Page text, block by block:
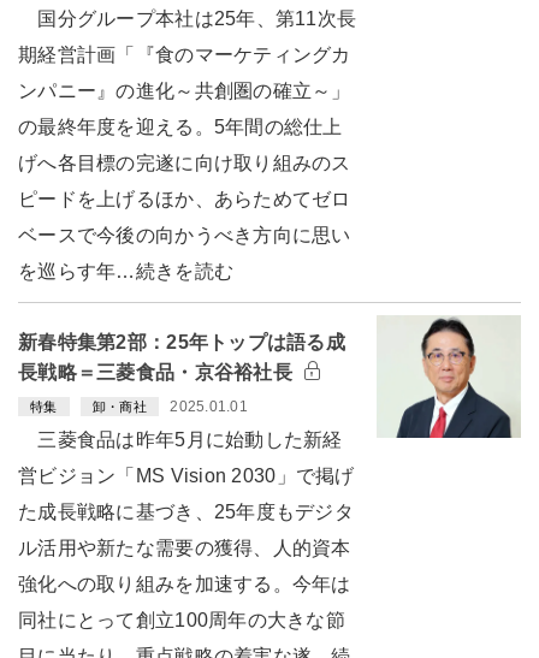
国分グループ本社は25年、第11次長
期経営計画「『食のマーケティングカ
ンパニー』の進化～共創圏の確立～」
の最終年度を迎える。5年間の総仕上
げへ各目標の完遂に向け取り組みのス
ピードを上げるほか、あらためてゼロ
ベースで今後の向かうべき方向に思い
を巡らす年…続きを読む
新春特集第2部：25年トップは語る成
長戦略＝三菱食品・京谷裕社長
特集 卸・商社 2025.01.01
三菱食品は昨年5月に始動した新経
営ビジョン「MS Vision 2030」で掲げ
た成長戦略に基づき、25年度もデジタ
ル活用や新たな需要の獲得、人的資本
強化への取り組みを加速する。今年は
同社にとって創立100周年の大きな節